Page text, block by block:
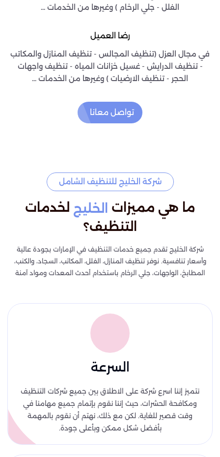
الفلل - جلي الرخام ) وغيرها من الخدمات ...
رضا العميل
في مجال العزل (تنظيف المجالس - تنظيف المنازل والمكاتب
- تنظيف الدرايش - غسيل خزانات المياه - تنظيف واجهات
الحجر - تنظيف الارضيات ) وغيرها من الخدمات ...
تواصل معانا
شركة الخليج للتنظيف الشامل
ما هي مميزات الخليج لخدمات
التنظيف؟
شركة الخليج تقدم جميع خدمات التنظيف في الإمارات بجودة عالية
وأسعار تنافسية. نوفر تنظيف المنازل، الفلل، المكاتب، السجاد، والكنب،
المطابخ، الواجهات، جلي الرخام باستخدام أحدث المعدات ومواد آمنة
السرعة
نتميز إننا اسرع شركة على الاطلاق بين جميع شركات التنظيف
ومكافحة الحشرات، حيث إننا نقوم بإتمام جميع مهامنا في
وقت قصير للغاية. لكن مع ذلك، نهتم أن نقوم بالمهمة
بأفضل شكل ممكن وبأعلى جودة.